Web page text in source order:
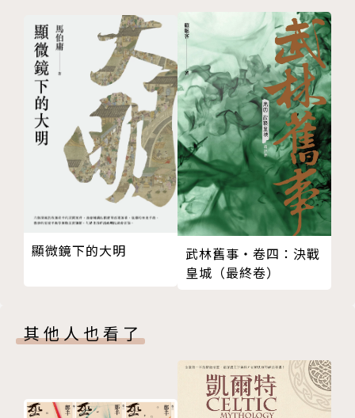
動物不會說話，無法用言語表達情感，但不代表動物不
會感到痛苦或快樂。本書以一匹黑馬作為主角，敘述他
對人類、對工作、對生活的種種想法與感受。遇到善良
的人類時，黑神駒會感到幸福並感激對方；當自己或同
伴遭到不當對待時，他也會悲傷或感到惋惜。
自1877年出版以來，《黑神駒》的故事感動了全世界
許許多多大人與孩子，動人的故事影響了許多人反思人
類對待動物的行為舉止，甚至影響了世界各國建立動物
2. 以動物的角度敘事，幫助孩子理解並同理動物的內
遭遇，讓孩子在閱讀時能體會身為動物的感受、理解動
物的內心世界，進而培養孩子對動物的同理心、學會尊
09 小型馬歡樂腿
10 果園裡的對話
11 戈登先生坦率的忠告
12 狂風暴雨的一天
13 魔鬼的特徵
14 值得信任的馬童詹姆斯
15 旅館的老馬夫
16 一場大火
17 馬夫約翰的人生哲學
18 努力奔向醫生
19 無知所犯下的罪
22 伯爵莊園與制韁
25 酒鬼馬夫魯賓
顯微鏡下的大明
武林舊事‧卷四：決戰
皇城（最終卷）
其他人也看了